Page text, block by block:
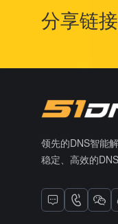
分享链接
领先的DNS智能
稳定、高效的